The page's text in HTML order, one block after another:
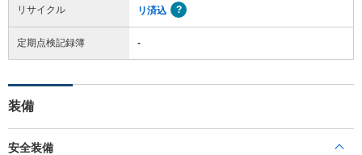
リサイクル リ済込
定期点検記録簿 -
装備
安全装備